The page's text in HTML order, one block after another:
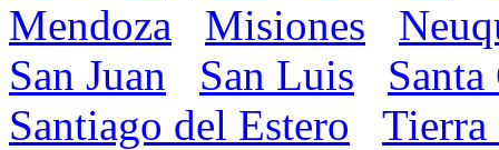
Mendoza
Misiones
San Juan
San Luis
Santiago del Estero
Tierra